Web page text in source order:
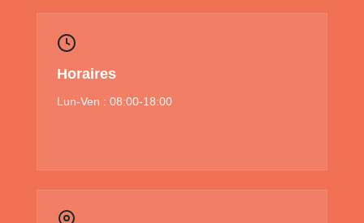
Horaires
Lun-Ven : 08:00-18:00